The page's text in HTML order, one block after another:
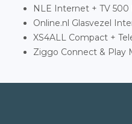
NLE Internet + TV 500
Online.nl Glasvezel
XS4ALL Compact +
Ziggo Connect & Play